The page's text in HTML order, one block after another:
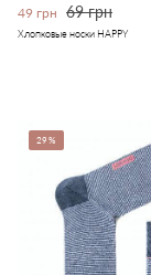
49 грн 69 грн
Хлопковые носки HAPPY
29%